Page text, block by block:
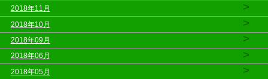
2018年11月 >
2018年10月 >
2018年09月 >
2018年06月 >
2018年05月 >